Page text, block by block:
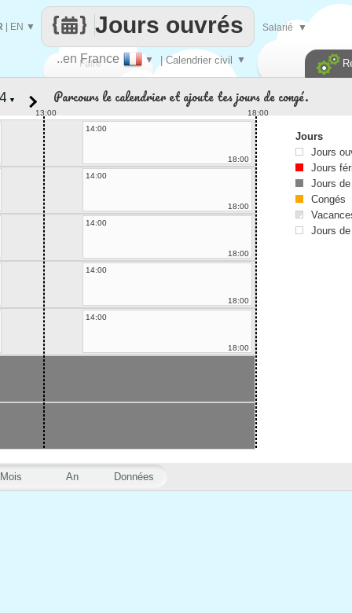
Faire
..en France ▼ | Calendrier civil ▼
Jours ouvrés
EN ▼ Salarié ▼
Mois An Données
▼ Parcours le calendrier et ajoute tes jours de congé.
13:00
18:00
14:00
18:00
14:00
18:00
14:00
18:00
14:00
18:00
14:00
18:00
Jours
Jours
Jours
Jours
Congés
Jours